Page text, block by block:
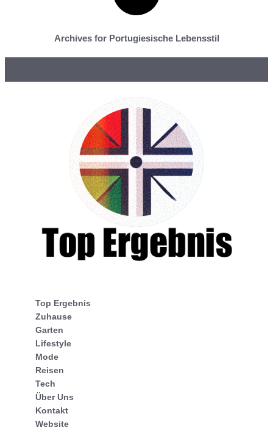
Archives for Portugiesische Lebensstil
Top Ergebnis
Zuhause
Garten
Lifestyle
Mode
Reisen
Tech
Über Uns
Kontakt
Website